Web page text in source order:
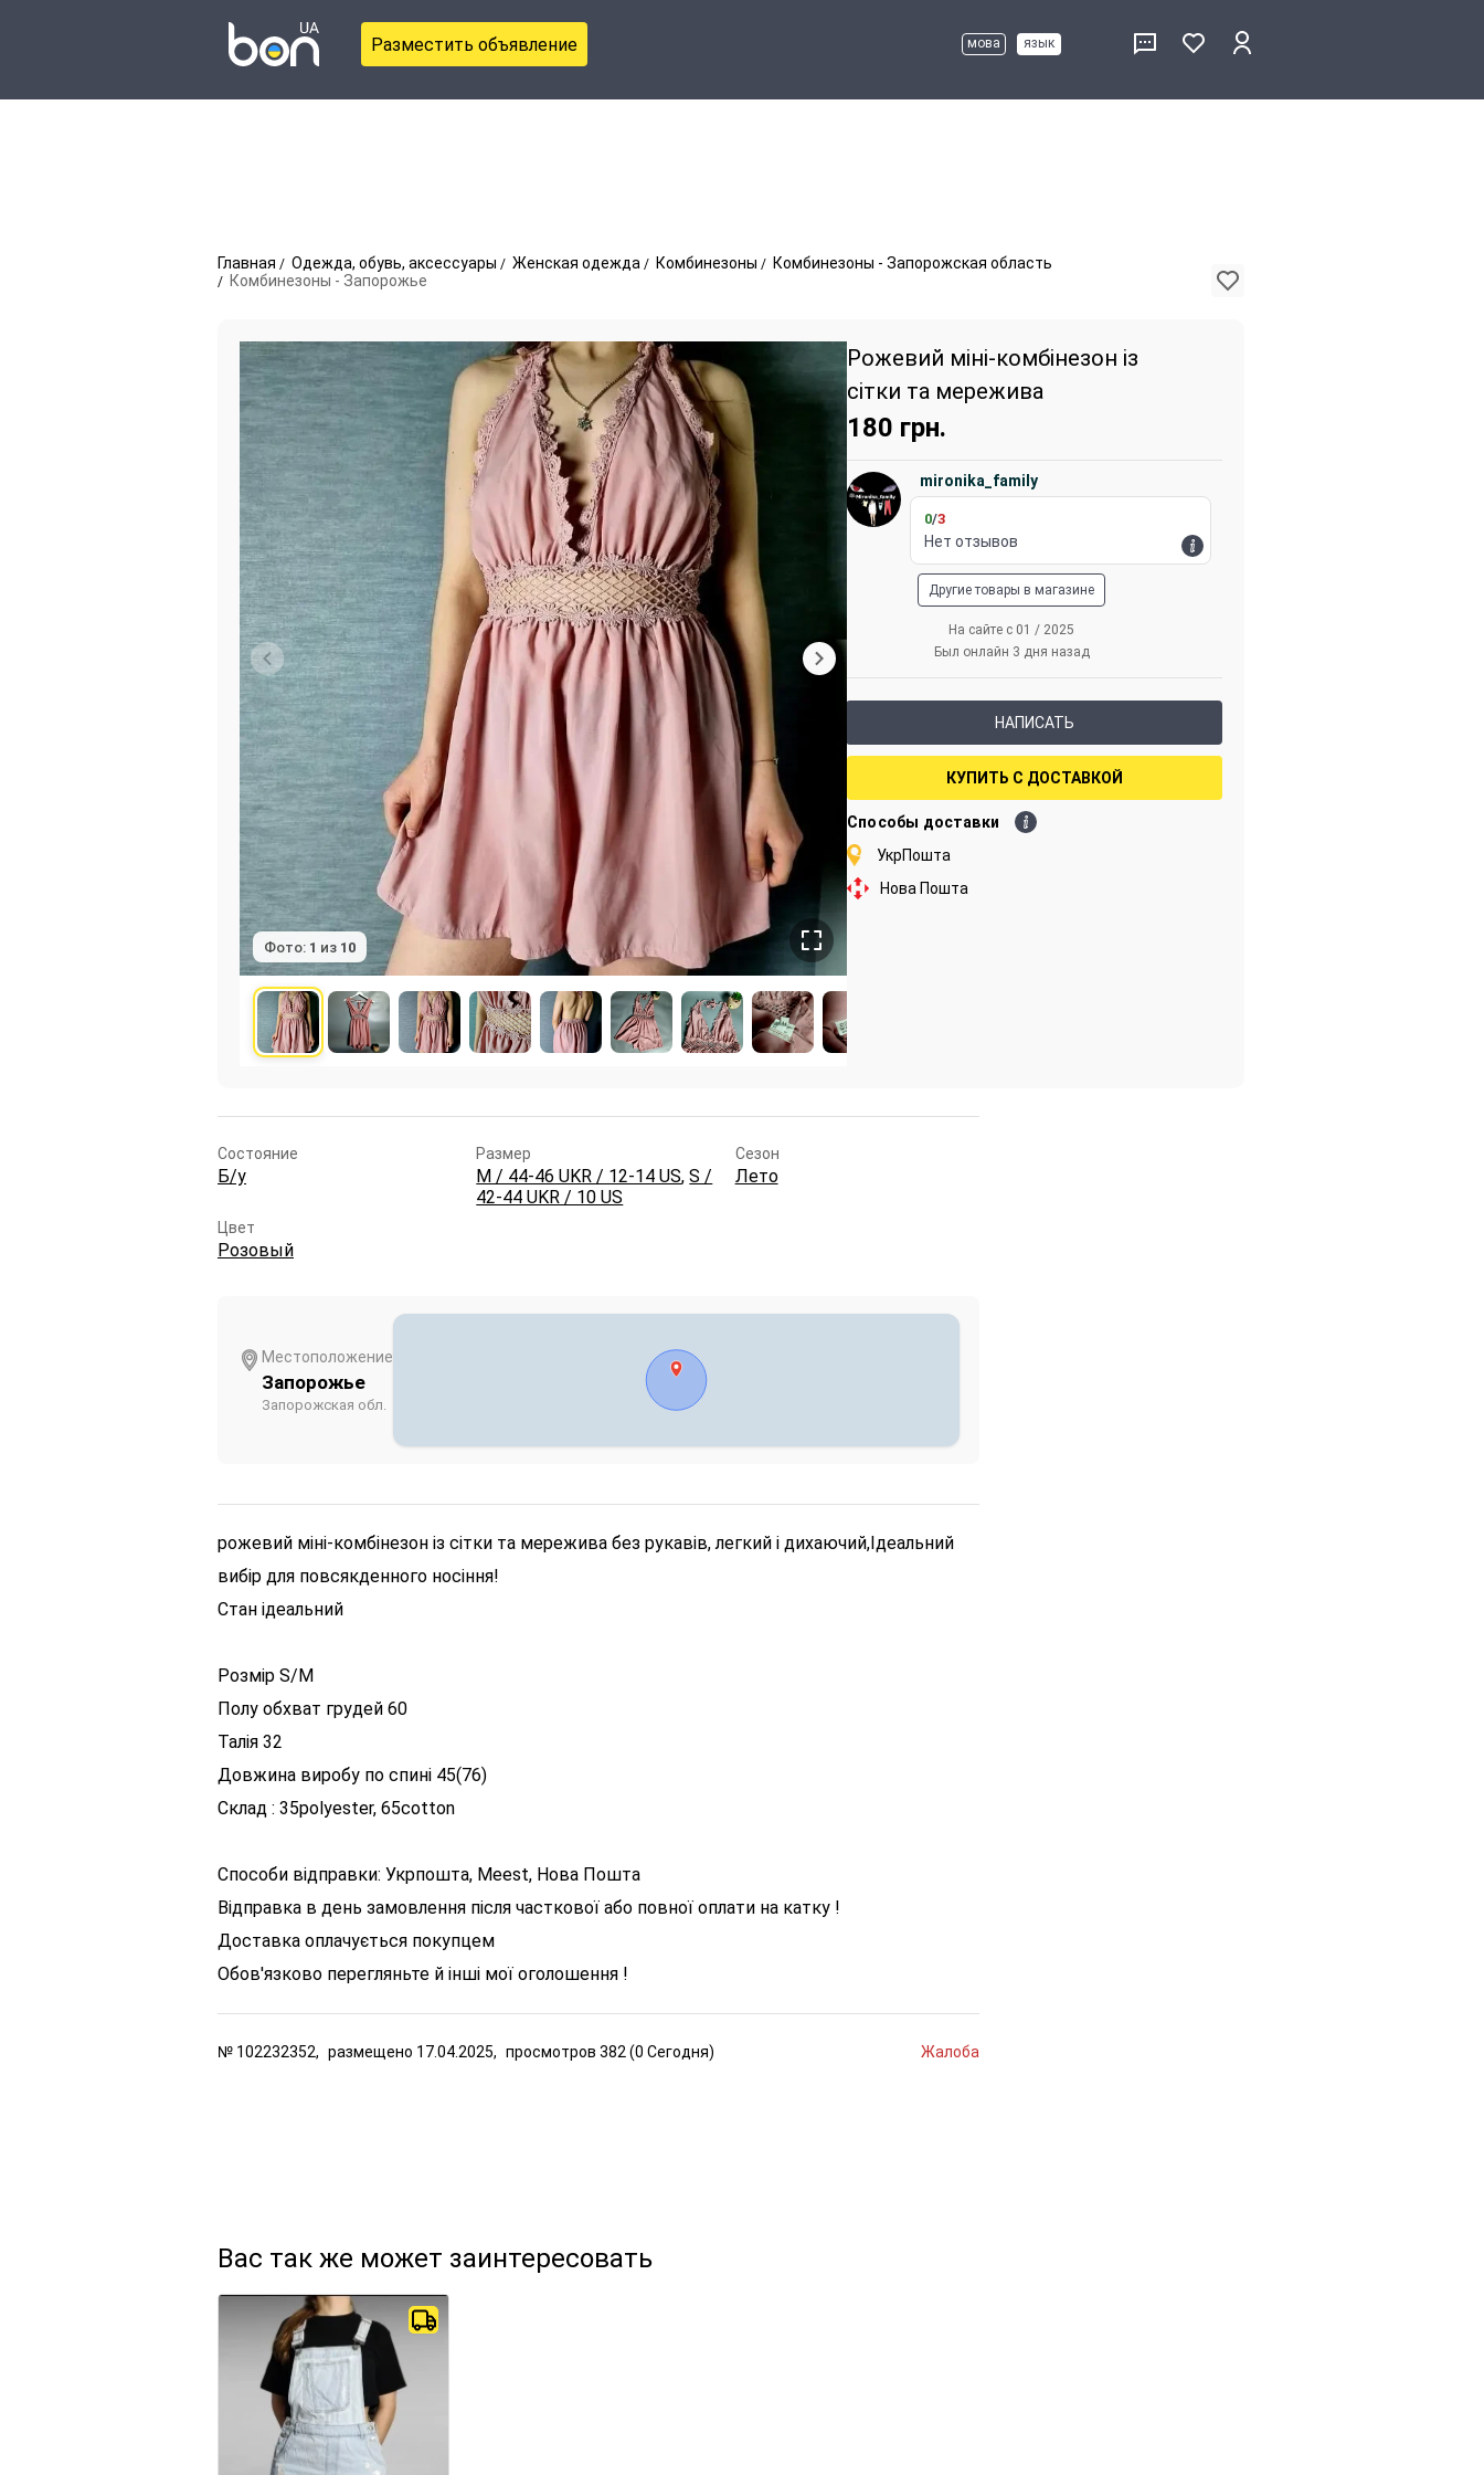
Разместить объявление мова язык
Главная Одежда, обувь, аксессуары Женская одежда Комбинезоны
Комбинезоны - Запорожская область
Комбинезоны - Запорожье
Фото: 1 из 10
Рожевий міні-комбінезон із
сітки та мережива
180 грн.
mironika_family
0/3
Нет отзывов
Другие товары в магазине
На сайте с 01 / 2025
Был онлайн 3 дня назад
НАПИСАТЬ
КУПИТЬ С ДОСТАВКОЙ
Способы доставки
УкрПошта
Нова Пошта
Состояние
Б/у
Размер
M / 44-46 UKR / 12-14 US,S /
42-44 UKR / 10 US
Сезон
Лето
Цвет
Розовый
Местоположение
Запорожье
Запорожская обл.
рожевий міні-комбінезон із сітки та мережива без рукавів, легкий і дихаючий, Ідеальний
вибір для повсякденного носіння!
Стан ідеальний
Розмір S/M
Полу обхват грудей 60
Талія 32
Довжина виробу по спині 45(76)
Склад : 35polyester, 65cotton
Способи відправки: Укрпошта, Meest, Нова Пошта
Відправка в день замовлення після часткової або повної оплати на катку !
Доставка оплачується покупцем
Обов'язково перегляньте й інші мої оголошення !
№ 102232352, размещено 17.04.2025, просмотров 382 (0 Сегодня) Жалоба
Вас так же может заинтересовать